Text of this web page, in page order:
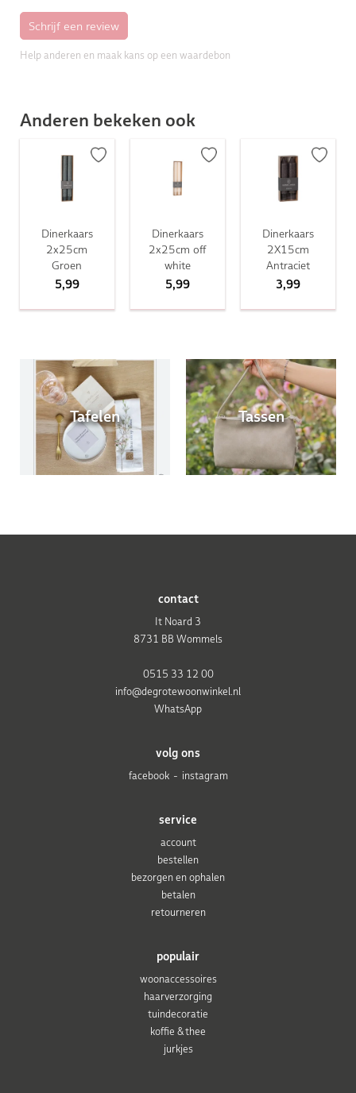
Help anderen en maak kans op een waardebon
Anderen bekeken ook
Dinerkaars
2x25cm
Groen
5,99
Dinerkaars
2x25cm off
white
5,99
Dinerkaars
2X15cm
Antraciet
3,99
Tafelen Tassen
populair
woonaccessoires
haarverzorging
tuindecoratie
koffie & thee
jurkjes
service
account
bestellen
bezorgen en ophalen
betalen
retourneren
volg ons
facebook
instagram
contact
It Noard 3
8731 BB Wommels
0515 33 12 00
info@degrotewoonwinkel.nl
WhatsApp